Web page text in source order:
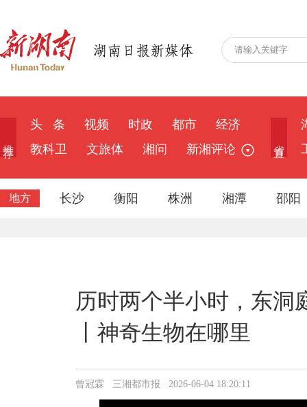
头 条 视频 时政 都市
经济
教科卫
文旅体 湘问 新湘评论
地方 长沙 衡阳 株洲 湘潭 邵阳
历时两个半小时，东洞
丨神奇生物在哪里
曾冠霖 三湘都市报 2026-06-04 18:20:11